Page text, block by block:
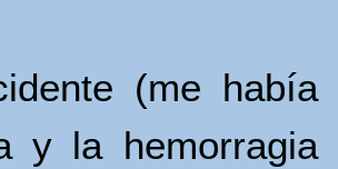
(me había
y la hemorragia